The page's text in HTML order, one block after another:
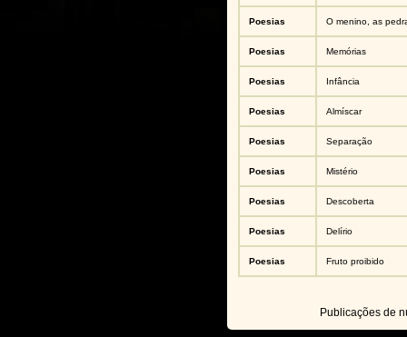
Poesias O menino, as
Poesias Memórias
Poesias Infância
Poesias Almíscar
Poesias Separação
Poesias Mistério
Poesias Descoberta
Poesias Delírio
Poesias Fruto proibido
Publicações de